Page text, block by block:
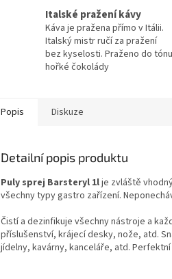
Italské pražení kávy
Káva je pražena přímo v Itálii.
Italský mistr ručí za pražení
bez kyselosti. Praženo do tónu
hořké čokolády
Popis Diskuze
Detailní popis produktu
Puly sprej Barsteryl 1lje zvláště
všechny typy gastro zařízení.
Čistí a dezinfikuje všechny nástroje a
příslušenství, krájecí desky, nože, atd.
jídelny, kavárny, kanceláře, atd.